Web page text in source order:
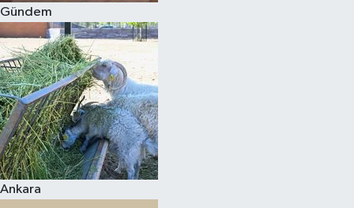
Gündem
Ankara